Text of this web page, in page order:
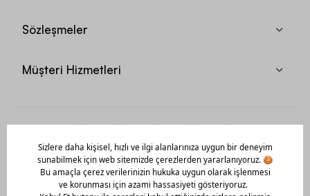
Sözleşmeler
Müşteri Hizmetleri
Mobil Uygulamamızı Hemen İndir!